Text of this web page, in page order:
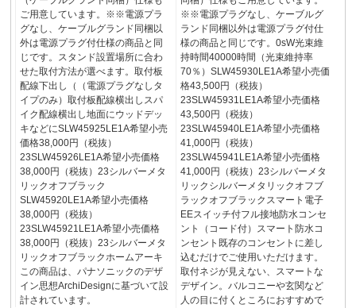
ご用意しています。※※電源プラ
グなし、ケーブルグランド同梱以
外は電源プラグ付仕様の商品と同
じです。スタンド設置場所に合わ
せた取付方法が選べます。取付板
配線下出し（（電源プラグなしタ
イプのみ）取付板配線横出しスパ
イク配線横出し地面にウッドデッ
キなどにSLW45925LE1A希望小売
価格38,000円（税抜）
23SLW45926LE1A希望小売価格
38,000円（税抜）23シルバーメタ
リックオフブラック
SLW45920LE1A希望小売価格
38,000円（税抜）
23SLW45921LE1A希望小売価格
38,000円（税抜）23シルバーメタ
リックオフブラックホームアーキ
この商品は、パナソニックのデザ
イン思想ArchiDesignに基づいて設
計されています。
※※電源プラグなし、ケーブルグ
ランド同梱以外は電源プラグ付仕
様の商品と同じです。0sW光束維
持時間40000時間（光束維持率
70％）SLW45930LE1A希望小売価
格43,500円（税抜）
23SLW45931LE1A希望小売価格
43,500円（税抜）
23SLW45940LE1A希望小売価格
41,000円（税抜）
23SLW45941LE1A希望小売価格
41,000円（税抜）23シルバーメタ
リックシルバーメタリックオフブ
ラックオフブラックスマート電子
EEスイッチ付フル接地防水コンセ
ント（コード付）スマート防水コ
ンセント既存のコンセントに差し
込むだけでご使用いただけます。
取付ネジが見えない、スマートな
デザイン。バルコニーや玄関など
人の目に付くところにおすすめで